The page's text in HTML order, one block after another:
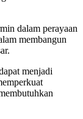
dalam perayaan
membangun
menjadi